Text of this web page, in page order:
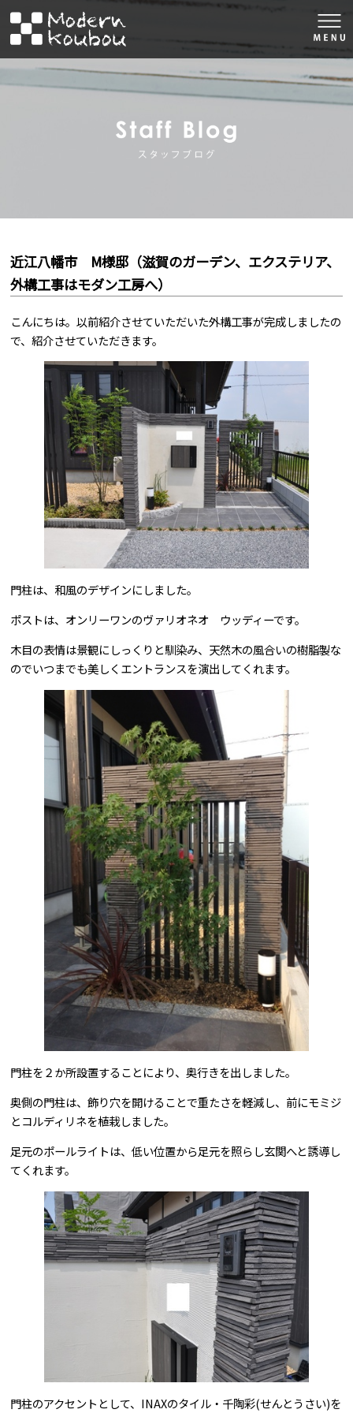
株式会社モダン工房
合せはこちら
近江八幡市 M様邸（滋賀のガーデン、エクステリア、
外構工事はモダン工房へ）
こんにちは。以前紹介させていただいた外構工事が完成しましたの
で、紹介させていただきます。
門柱は、和風のデザインにしました。
ポストは、オンリーワンのヴァリオネオ ウッディーです。
木目の表情は景観にしっくりと馴染み、天然木の風合いの樹脂製な
のでいつまでも美しくエントランスを演出してくれます。
門柱を２か所設置することにより、奥行きを出しました。
奥側の門柱は、飾り穴を開けることで重たさを軽減し、前にモミジ
とコルディリネを植栽しました。
足元のポールライトは、低い位置から足元を照らし玄関へと誘導し
てくれます。
門柱のアクセントとして、INAXのタイル・千陶彩(せんとうさい)を